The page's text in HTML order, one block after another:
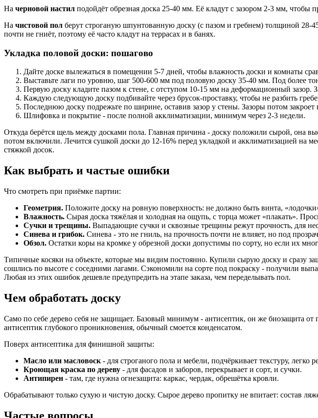
На черновой настил подойдёт обрезная доска 25-40 мм. Её кладут с зазором 2-3 мм, чтобы
На чистовой пол берут строганую шпунтованную доску (с пазом и гребнем) толщиной 28-
почти не гниёт, поэтому её часто кладут на террасах и в банях.
Укладка половой доски: пошагово
Дайте доске вылежаться в помещении 5-7 дней, чтобы влажность доски и комнаты
Выставьте лаги по уровню, шаг 500-600 мм под половую доску 35-40 мм. Под более
Первую доску кладите пазом к стене, с отступом 10-15 мм на деформационный зазор.
Каждую следующую доску подбивайте через брусок-проставку, чтобы не разбить
Последнюю доску подрежьте по ширине, оставив зазор у стены. Зазоры потом закроет
Шлифовка и покрытие - после полной акклиматизации, минимум через 2-3 недели.
Откуда берётся щель между досками пола. Главная причина - доску положили сырой, она
потом включили. Лечится сушкой доски до 12-16% перед укладкой и акклиматизацией
стяжкой досок.
Как выбрать и частые ошибки
Что смотреть при приёмке партии:
Геометрия. Положите доску на ровную поверхность: не должно быть винта,
Влажность. Сырая доска тяжёлая и холодная на ощупь, с торца может «плакать».
Сучки и трещины. Выпадающие сучки и сквозные трещины режут прочность, для
Синева и грибок. Синева - это не гниль, на прочность почти не влияет, но под
Обзол. Остатки коры на кромке у обрезной доски допустимы по сорту, но если их
Типичные косяки на объекте, которые мы видим постоянно. Купили сырую доску и сразу
сошлись по высоте с соседними лагами. Сэкономили на сорте под покраску - получили
Любая из этих ошибок дешевле предупредить на этапе заказа, чем переделывать пол.
Чем обработать доску
Само по себе дерево себя не защищает. Базовый минимум - антисептик, он же биозащита
антисептик глубокого проникновения, обычный смоется конденсатом.
Поверх антисептика для финишной защиты:
Масло или масловоск - для строганого пола и мебели, подчёркивает текстуру, легко
Кроющая краска по дереву - для фасадов и заборов, перекрывает и сорт, и сучки.
Антипирен - там, где нужна огнезащита: каркас, чердак, обрешётка кровли.
Обрабатывают только сухую и чистую доску. Сырое дерево пропитку не впитает: состав
Частые вопросы